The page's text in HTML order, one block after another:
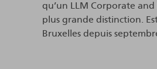
qu’un LLM Corporate
plus grande distinction.
Bruxelles depuis